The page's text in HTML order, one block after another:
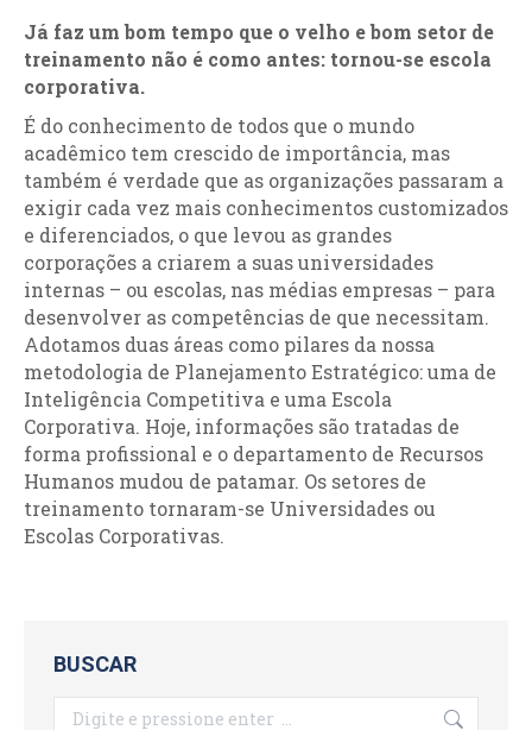
Já faz um bom tempo que o velho e bom setor de
treinamento não é como antes: tornou-se escola
corporativa.
É do conhecimento de todos que o mundo
acadêmico tem crescido de importância, mas
também é verdade que as organizações passaram a
exigir cada vez mais conhecimentos customizados
e diferenciados, o que levou as grandes
corporações a criarem a suas universidades
internas – ou escolas, nas médias empresas – para
desenvolver as competências de que necessitam.
Adotamos duas áreas como pilares da nossa
metodologia de Planejamento Estratégico: uma de
Inteligência Competitiva e uma Escola
Corporativa. Hoje, informações são tratadas de
forma profissional e o departamento de Recursos
Humanos mudou de patamar. Os setores de
treinamento tornaram-se Universidades ou
Escolas Corporativas.
BUSCAR
Search: